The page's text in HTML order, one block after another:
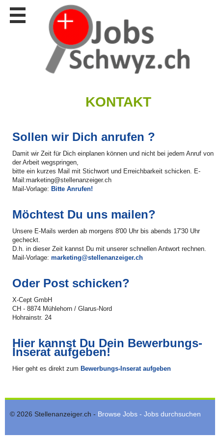
Stellen
Personalberatungen
JOB-
Lehrstellen
finden
Lehrstellen
KONTAKT
Sollen wir Dich anrufen ?
Damit wir Zeit für Dich einplanen können und nicht bei jedem Anruf von
der Arbeit wegspringen,
bitte ein kurzes Mail mit Stichwort und Erreichbarkeit schicken. E-
Mail:marketing@stellenanzeiger.ch
Mail-Vorlage: Bitte Anrufen!
Möchtest Du uns mailen?
Unsere E-Mails werden ab morgens 8'00 Uhr bis abends 17'30 Uhr
gecheckt.
D.h. in dieser Zeit kannst Du mit unserer schnellen Antwort rechnen.
Mail-Vorlage: marketing@stellenanzeiger.ch
Oder Post schicken?
X-Cept GmbH
CH - 8874 Mühlehorn / Glarus-Nord
Hohrainstr. 24
Hier kannst Du Dein Bewerbungs-
Inserat aufgeben!
Hier geht es direkt zum Bewerbungs-Inserat aufgeben
© 2026 Stellenanzeiger.ch - Browse Jobs - Jobs durchsuchen